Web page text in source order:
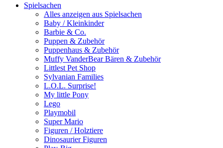
Spielsachen
Alles anzeigen aus Spielsachen
Baby / Kleinkinder
Barbie & Co.
Puppen & Zubehör
Puppenhaus & Zubehör
Muffy VanderBear Bären & Zubehör
Littlest Pet Shop
Sylvanian Families
L.O.L. Surprise!
My little Pony
Lego
Playmobil
Super Mario
Figuren / Holztiere
Dinosaurier Figuren